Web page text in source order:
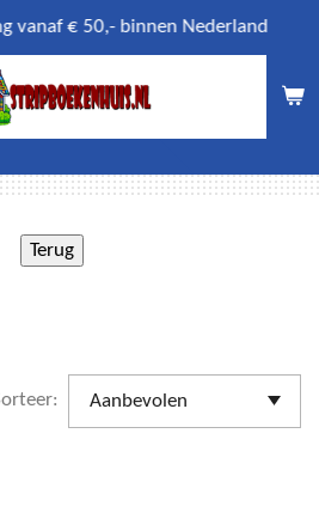
vanaf € 50,- binnen Nederland